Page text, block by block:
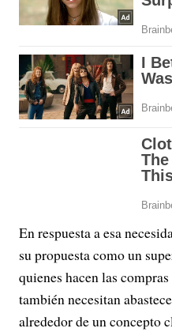
En respuesta a esa
su propuesta como un
quienes hacen las
también necesitan
alrededor de un concepto